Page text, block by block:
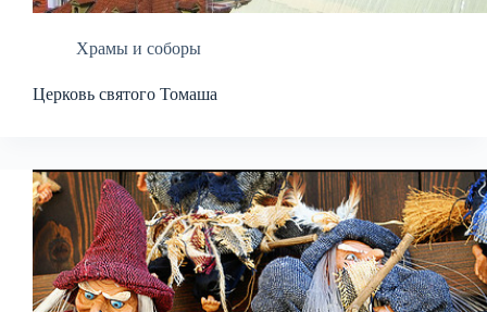
Храмы и соборы
Церковь святого Томаша